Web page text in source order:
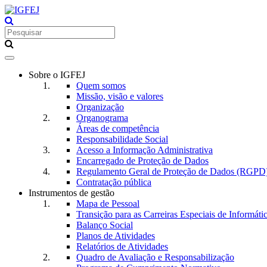
Toggle
navigationSobre o IGFEJ
Quem somos
Missão, visão e valores
Organização
Organograma
Áreas de competência
Responsabilidade Social
Acesso a Informação Administrativa
Encarregado de Proteção de Dados
Regulamento Geral de Proteção de Dados
Contratação pública
Instrumentos de gestão
Mapa de Pessoal
Transição para as Carreiras Especiais de
Balanço Social
Planos de Atividades
Relatórios de Atividades
Quadro de Avaliação e Responsabilização